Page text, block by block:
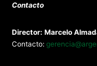
Contacto
Director: Marcelo
Contacto: